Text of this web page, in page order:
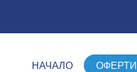
НАЧАЛО ОФЕРТИ